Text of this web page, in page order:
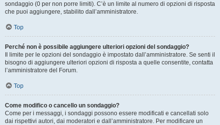
sondaggio (0 per non porre limiti). C’è un limite al numero di opzioni di risposta
che puoi aggiungere, stabilito dall’amministratore.
Top
Perché non è possibile aggiungere ulteriori opzioni del sondaggio?
Il limite per le opzioni del sondaggio è impostato dall’amministratore. Se senti il
bisogno di aggiungere ulteriori opzioni di risposta a quelle consentite, contatta
l’amministratore del Forum.
Top
Come modifico o cancello un sondaggio?
Come per i messaggi, i sondaggi possono essere modificati e cancellati solo
dai rispettivi autori, dai moderatori e dall’amministratore. Per modificare un